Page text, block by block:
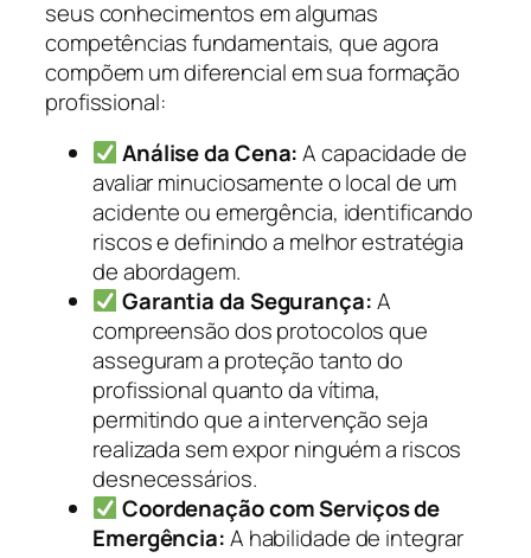
seus conhecimentos em algumas
competências fundamentais, que agora
compõem um diferencial em sua formação
profissional:
Análise da Cena:A capacidade de
avaliar minuciosamente o local de um
acidente ou emergência, identificando
riscos e definindo a melhor estratégia
de abordagem.
Garantia da Segurança:A
compreensão dos protocolos que
asseguram a proteção tanto do
profissional quanto da vítima,
permitindo que a intervenção seja
realizada sem expor ninguém a riscos
desnecessários.
Coordenação com Serviços de
Emergência:A habilidade de integrar